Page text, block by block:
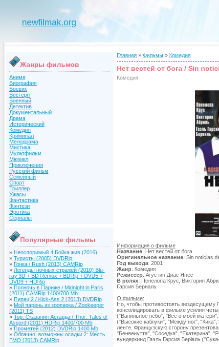
newfilmak.org
Жанры фильмов
Аниме
Биография
Боевик
Вестерн
Военный
Детектив
Документальный
Драма
Исторический
Комедия
Криминал
Мелодрама
Мистика
Мультфильм
Мюзикл
Приключения
Русский фильм
Семейный
Спорт
Триллер
Ужасы
Фантастика
Фэнтези
Эротика
Сериалы
Популярные фильмы
» Неоспоримый 4 Бойка жив (2016)
» Туристы (2005) DVDRip
» Гонка / Rush (2013) CAMRip
» Легенды ночных стражей (2010) Blu-
ray 3D + BD Remux + BDRip + DVD5 +
DVD9 + HDRip
» Полночь в Париже / Midnight in Paris
(2011) CAMRip 1400/700 Mb
» Пипец 2 / Kick-Ass 2 (2013) DVDRip
» Мой парень из зоопарка / Zookeeper
(2011) TS
» Тор: Сказания Асгарда / Thor: Tales of
Asgard (2011) HDRip 1400/700 Mb
» Прометей (2012) DVDRip 1400 Mb
» Облачно, возможны осадки 2: Месть
ГМО (2013) CAMRip
Главная » Фильмы » Комедия
Нет вестей от бога / Sin
Комедия
Информация о фильме
Название: Нет вестей от бога
Оригинальное название: Sin noticias
Год выхода: 2001
Жанр: Комедия
Режиссер: Агустин Диас Янес
В ролях: Пенелопа Крус, Виктория
Гарсия Берналь
О фильме:
Но, чтобы противостоять вездесущему
консолидировать в фильме усилия
("Ванильное небо", "Все о моей
("Высокие каблуки", "Между ног",
ленте. Французскую сторону
"Бенвенутта", "Соседка", "Екатерина",
вундеркинд Гаэль Гарсия Беріаль